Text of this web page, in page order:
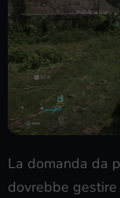
La domanda da
dovrebbe